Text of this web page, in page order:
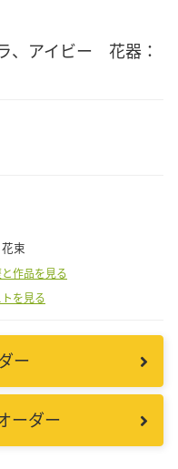
、アイビー 花器：
束
作品を見る
を見る
ー
ーダー